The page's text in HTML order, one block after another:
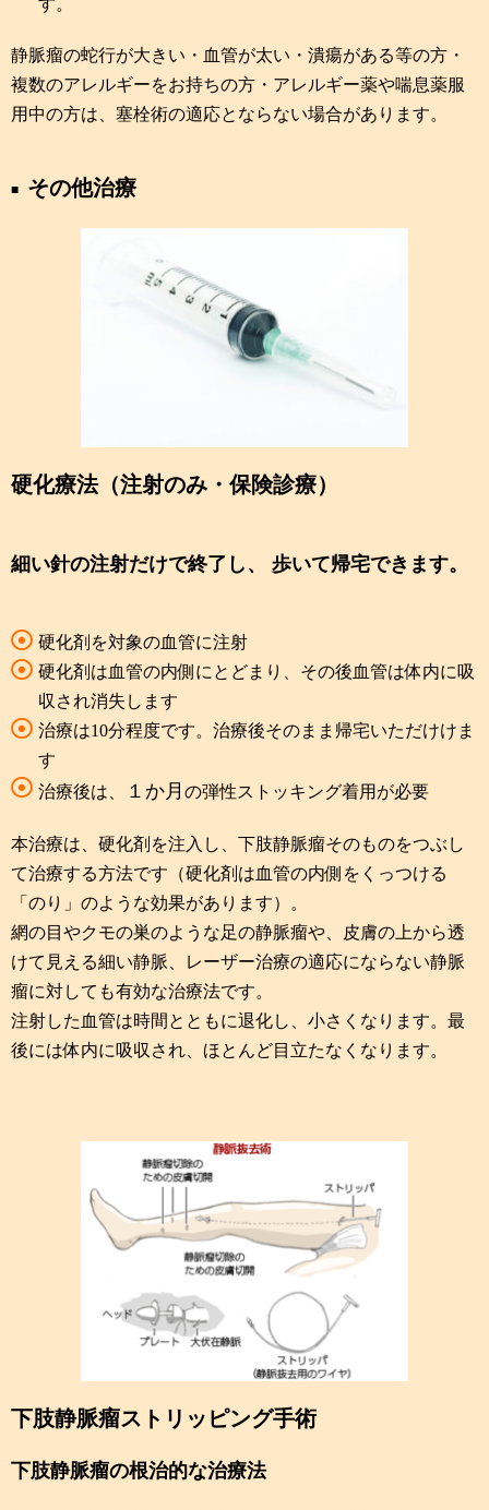
す。
静脈瘤の蛇行が大きい・血管が太い・潰瘍がある等の方・
複数のアレルギーをお持ちの方・アレルギー薬や喘息薬服
用中の方は、塞栓術の適応とならない場合があります。
その他治療
硬化療法（注射のみ・保険診療）
細い針の注射だけで終了し、 歩いて帰宅できます。
硬化剤を対象の血管に注射
硬化剤は血管の内側にとどまり、その後血管は体内に吸
収され消失します
治療は10分程度です。治療後そのまま帰宅いただけけま
す
治療後は、
１か月 の弾性ストッキング着用が必要
本治療は、硬化剤を注入し、下肢静脈瘤そのものをつぶし
て治療する方法です（硬化剤は血管の内側をくっつける
「のり」のような効果があります）。
網の目やクモの巣のような足の静脈瘤や、皮膚の上から透
けて見える細い静脈、レーザー治療の適応にならない静脈
瘤に対しても有効な治療法です。
注射した血管は時間とともに退化し、小さくなります。最
後には体内に吸収され、ほとんど目立たなくなります。
下肢静脈瘤ストリッピング手術
下肢静脈瘤の根治的な治療法​